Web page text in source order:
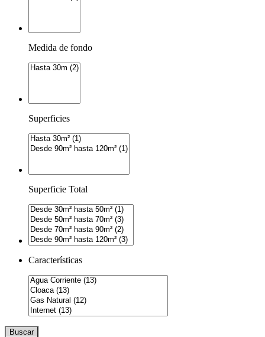
Medida de fondo
Superficies
Superficie Total
Características
Buscar